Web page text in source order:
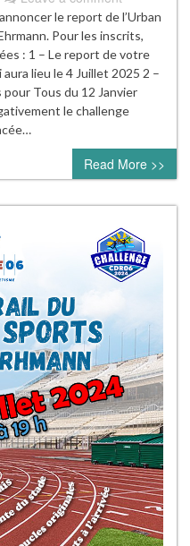
le report de l’Urban
Pour les inscrits,
: 1 – Le report de votre
lieu le 4 Juillet 2025 2 –
Tous du 12 Janvier
le challenge
Read More >>